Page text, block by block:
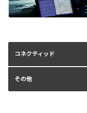
コネクティッド
その他